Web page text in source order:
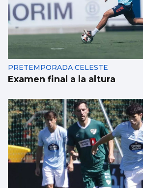
PRETEMPORADA CELESTE
Examen final a la altura